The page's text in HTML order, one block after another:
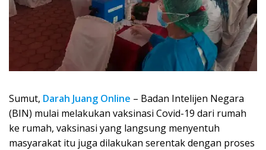
Sumut, Darah Juang Online – Badan Intelijen Negara
(BIN) mulai melakukan vaksinasi Covid-19 dari rumah
ke rumah, vaksinasi yang langsung menyentuh
masyarakat itu juga dilakukan serentak dengan proses